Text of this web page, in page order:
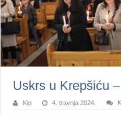
Uskrs u Krepšiću
Kip 4. travnja 2024.